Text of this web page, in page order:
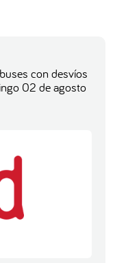
con desvíos
02 de agosto